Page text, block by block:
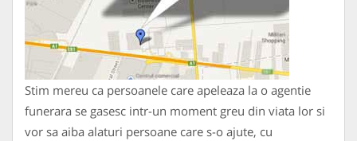
Stim mereu ca persoanele care apeleaza la o agentie
funerara se gasesc intr-un moment greu din viata lor si
vor sa aiba alaturi persoane care s-o ajute, cu